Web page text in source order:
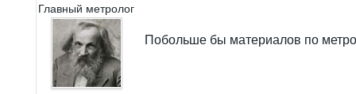
Главный метролог
Побольше бы материалов по